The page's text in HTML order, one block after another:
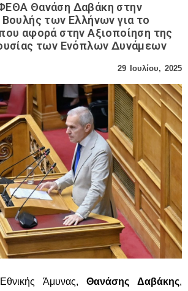
Θανάση Δαβάκη στην
των Ελλήνων για το
αφορά στην Αξιοποίηση της
των Ενόπλων Δυνάμεων
29 Ιουλίου, 2025
Άμυνας,Θανάσης Δαβάκης,